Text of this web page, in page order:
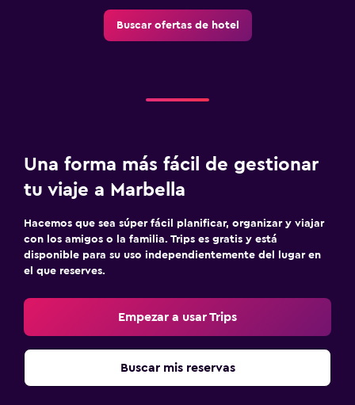
Buscar ofertas de hotel
Una forma más fácil de gestionar
tu viaje a Marbella
Hacemos que sea súper fácil planificar, organizar y viajar
con los amigos o la familia. Trips es gratis y está
disponible para su uso independientemente del lugar en
el que reserves.
Empezar a usar Trips
Buscar mis reservas